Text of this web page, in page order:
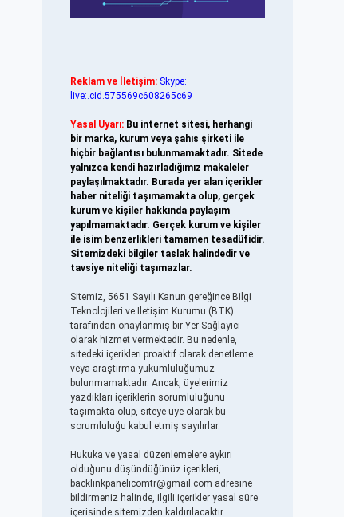
Reklam ve İletişim: Skype:
live:.cid.575569c608265c69
Yasal Uyarı: Bu internet sitesi, herhangi
bir marka, kurum veya şahıs şirketi ile
hiçbir bağlantısı bulunmamaktadır. Sitede
yalnızca kendi hazırladığımız makaleler
paylaşılmaktadır. Burada yer alan içerikler
haber niteliği taşımamakta olup, gerçek
kurum ve kişiler hakkında paylaşım
yapılmamaktadır. Gerçek kurum ve kişiler
ile isim benzerlikleri tamamen tesadüfidir.
Sitemizdeki bilgiler taslak halindedir ve
tavsiye niteliği taşımazlar.
Sitemiz, 5651 Sayılı Kanun gereğince Bilgi
Teknolojileri ve İletişim Kurumu (BTK)
tarafından onaylanmış bir Yer Sağlayıcı
olarak hizmet vermektedir. Bu nedenle,
sitedeki içerikleri proaktif olarak denetleme
veya araştırma yükümlülüğümüz
bulunmamaktadır. Ancak, üyelerimiz
yazdıkları içeriklerin sorumluluğunu
taşımakta olup, siteye üye olarak bu
sorumluluğu kabul etmiş sayılırlar.
Hukuka ve yasal düzenlemelere aykırı
olduğunu düşündüğünüz içerikleri,
backlinkpanelicomtr@gmail.com adresine
bildirmeniz halinde, ilgili içerikler yasal süre
içerisinde sitemizden kaldırılacaktır.